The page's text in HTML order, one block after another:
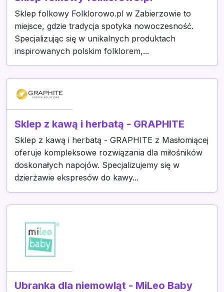
Sklep folkowy Folklorowo.pl w Zabierzowie to
miejsce, gdzie tradycja spotyka nowoczesność.
Specjalizując się w unikalnych produktach
inspirowanych polskim folklorem,...
Sklep z kawą i herbatą - GRAPHITE
Sklep z kawą i herbatą - GRAPHITE z Masłomiącej
oferuje kompleksowe rozwiązania dla miłośników
doskonałych napojów. Specjalizujemy się w
dzierżawie ekspresów do kawy...
Ubranka dla niemowląt - MiLeo Baby